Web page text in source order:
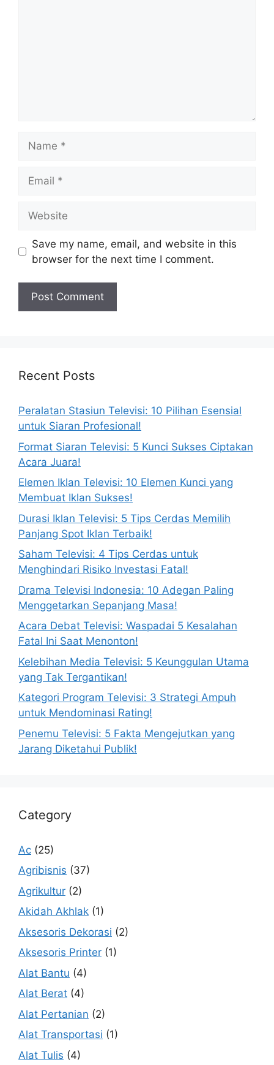
Save my name, email, and website in this
browser for the next time I comment.
Recent Posts
Peralatan Stasiun Televisi: 10 Pilihan Esensial
untuk Siaran Profesional!
Format Siaran Televisi: 5 Kunci Sukses Ciptakan
Acara Juara!
Elemen Iklan Televisi: 10 Elemen Kunci yang
Membuat Iklan Sukses!
Durasi Iklan Televisi: 5 Tips Cerdas Memilih
Panjang Spot Iklan Terbaik!
Saham Televisi: 4 Tips Cerdas untuk
Menghindari Risiko Investasi Fatal!
Drama Televisi Indonesia: 10 Adegan Paling
Menggetarkan Sepanjang Masa!
Acara Debat Televisi: Waspadai 5 Kesalahan
Fatal Ini Saat Menonton!
Kelebihan Media Televisi: 5 Keunggulan Utama
yang Tak Tergantikan!
Kategori Program Televisi: 3 Strategi Ampuh
untuk Mendominasi Rating!
Penemu Televisi: 5 Fakta Mengejutkan yang
Jarang Diketahui Publik!
Category
Ac (25)
Agribisnis (37)
Agrikultur (2)
Akidah Akhlak (1)
Aksesoris Dekorasi (2)
Aksesoris Printer (1)
Alat Bantu (4)
Alat Berat (4)
Alat Pertanian (2)
Alat Transportasi (1)
Alat Tulis (4)